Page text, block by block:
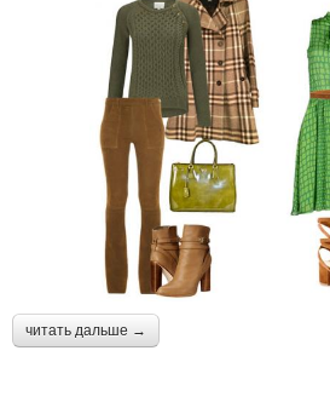
читать дальше →